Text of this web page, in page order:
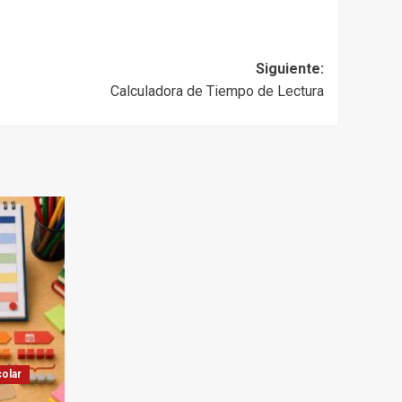
Siguiente:
Calculadora de Tiempo de Lectura